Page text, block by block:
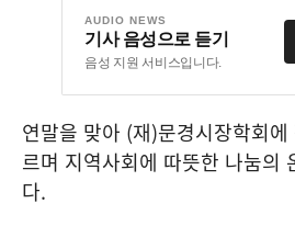
AUDIO NEWS
기사 음성으로 듣기
음성 지원 서비스입니다.
연말을 맞아 (재)문경시장학회
르며 지역사회에 따뜻한 나눔의
다.